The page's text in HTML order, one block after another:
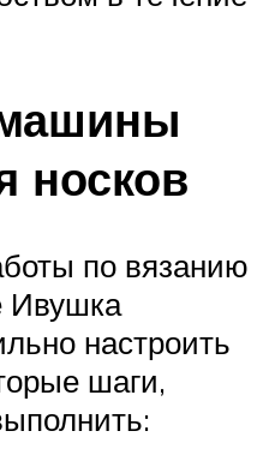
носков
по вязанию
Ивушка
настроить
шаги,